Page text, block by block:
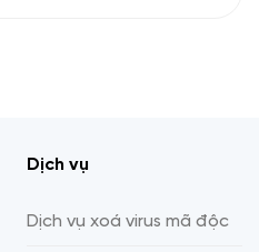
Dịch vụ
Dịch vụ xoá virus mã độc